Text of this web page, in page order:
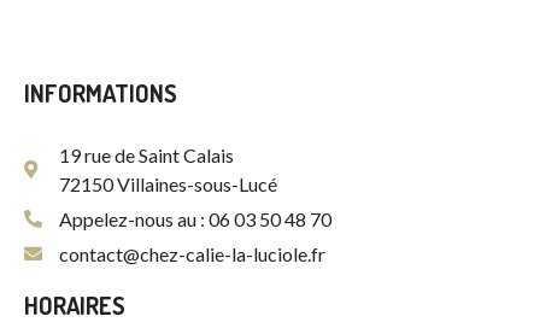
INFORMATIONS
19 rue de Saint Calais
72150 Villaines-sous-Lucé
Appelez-nous au : 06 03 50 48 70
contact@chez-calie-la-luciole.fr
HORAIRES